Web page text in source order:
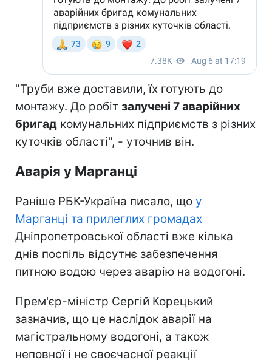
"Труби вже доставили, їх готують до
монтажу. До робіт залучені 7 аварійних
бригад комунальних підприємств з різних
куточків області", - уточнив він.
Аварія у Марганці
Раніше РБК-Україна писало, що у
Марганці та прилеглих громадах
Дніпропетровської області вже кілька
днів поспіль відсутнє забезпечення
питною водою через аварію на водогоні.
Прем'єр-міністр Сергій Корецький
зазначив, що це наслідок аварії на
магістральному водогоні, а також
неповної і не своєчасної реакції